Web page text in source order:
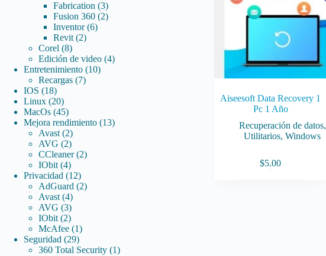
Aiseesoft Data Recovery 1
Pc 1 Año
Recuperación de datos,
Utilitarios,Windows
$5.00
productos
Fabrication 33
productos
Fusion 360 22
Inventor 66
Revit 22
Corel 88
productos
Edición de video 44
Entretenimiento 1010
Recargas 77
IOS 1818
productos
Linux 2020
productos
MacOs 4545
productos
Mejora rendimiento 1313
Avast 22
productos
AVG 22
productos
CCleaner 22
IObit 44
productos
Privacidad 1212
productos
AdGuard 22
Avast 44
productos
AVG 33
productos
IObit 22
productos
McAfee 11
producto
Seguridad 2929
productos
360 Total Security 11